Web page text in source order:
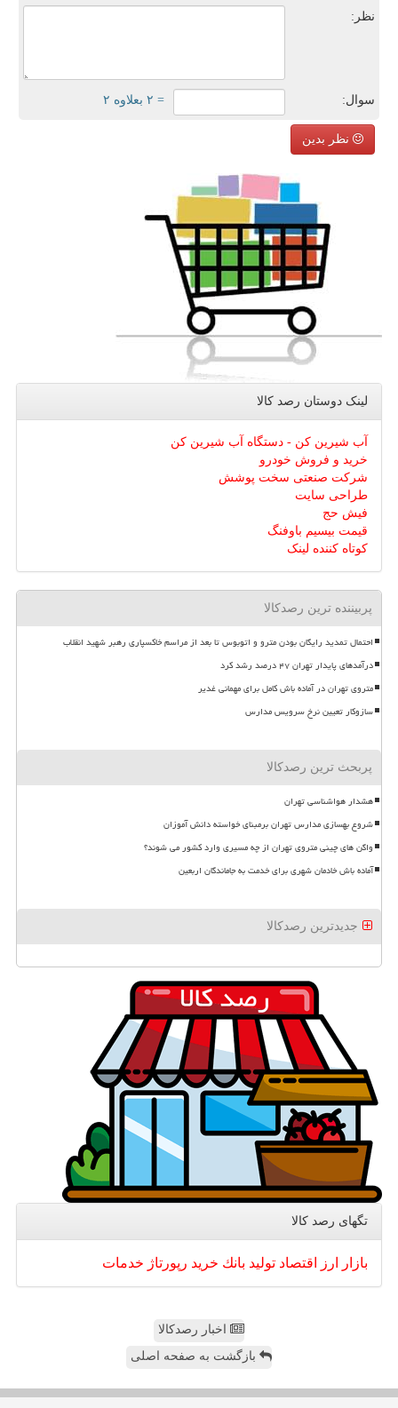
نظر:
سوال: = ۲ بعلاوه ۲
نظر بدین
لینک دوستان رصد كالا
آب شیرین کن - دستگاه آب شیرین کن
خرید و فروش خودرو
شرکت صنعتی سخت پوشش
طراحی سایت
فیش حج
قیمت بیسیم باوفنگ
کوتاه کننده لینک
پربیننده ترین رصدکالا
احتمال تمدید رایگان بودن مترو و اتوبوس تا بعد از مراسم خاکسپاری رهبر شهید انقلاب
درآمدهای پایدار تهران ۴۷ درصد رشد کرد
متروی تهران در آماده باش کامل برای مهمانی غدیر
سازوکار تعیین نرخ سرویس مدارس
پربحث ترین رصدکالا
هشدار هواشناسی تهران
شروع بهسازی مدارس تهران برمبنای خواسته دانش آموزان
واگن های چینی متروی تهران از چه مسیری وارد کشور می شوند؟
آماده باش خادمان شهری برای خدمت به جاماندگان اربعین
جدیدترین رصدکالا
تگهای رصد كالا
بازار ارز اقتصاد تولید بانك خرید رپورتاژ خدمات
اخبار رصدکالا
بازگشت به صفحه اصلی